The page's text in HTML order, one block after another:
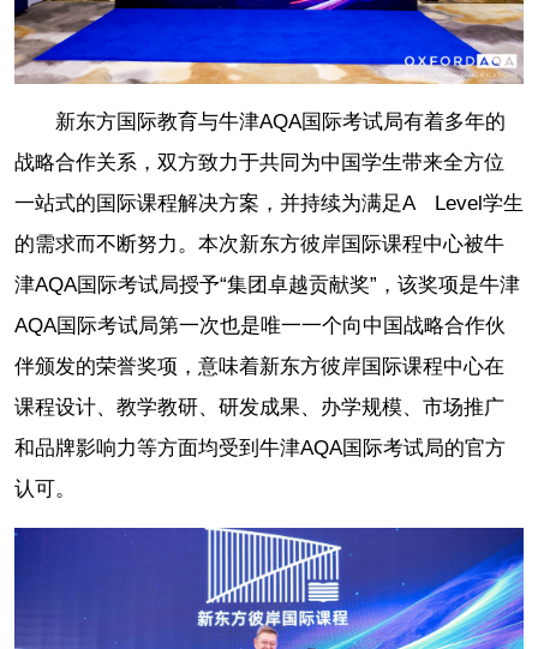
新东方国际教育与牛津AQA国际考试局有着多年的
战略合作关系，双方致力于共同为中国学生带来全方位
一站式的国际课程解决方案，并持续为满足A Level学生
的需求而不断努力。本次新东方彼岸国际课程中心被牛
津AQA国际考试局授予“集团卓越贡献奖”，该奖项是牛津
AQA国际考试局第一次也是唯一一个向中国战略合作伙
伴颁发的荣誉奖项，意味着新东方彼岸国际课程中心在
课程设计、教学教研、研发成果、办学规模、市场推广
和品牌影响力等方面均受到牛津AQA国际考试局的官方
认可。